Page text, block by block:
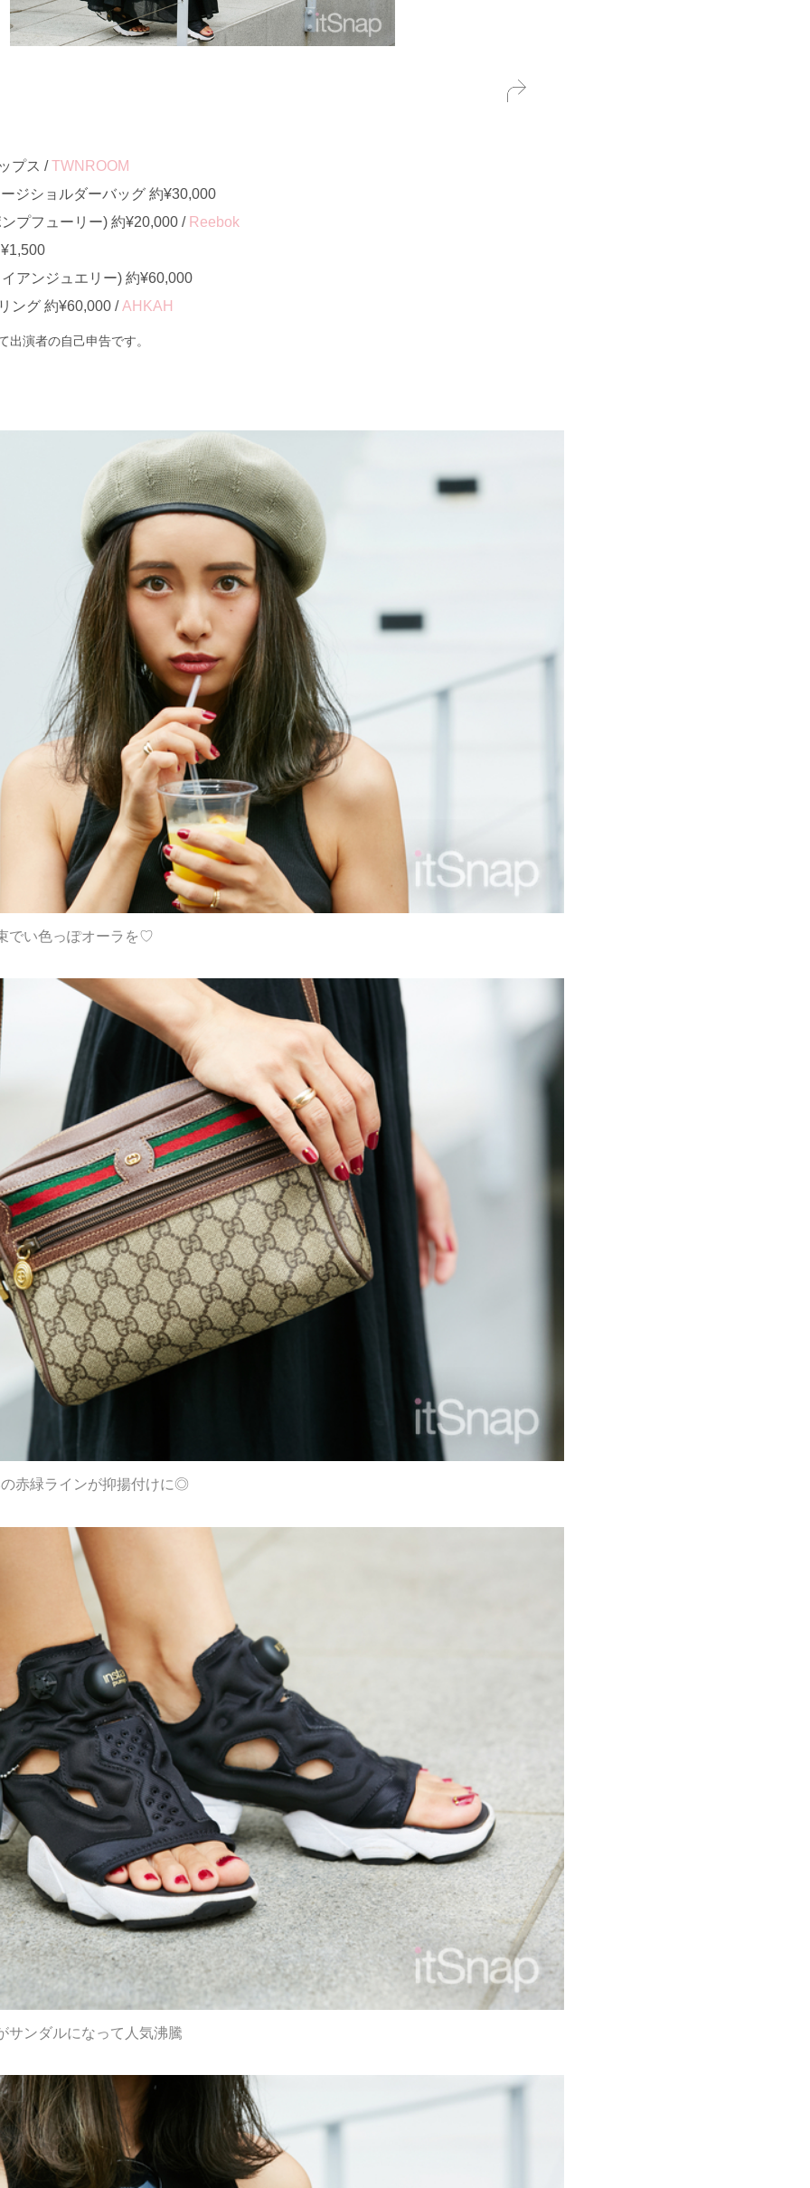
プス /TWNROOM
ジショルダーバッグ 約¥30,000
プフューリー) 約¥20,000 / Reebok
アンジュエリー) 約¥60,000
ング 約¥60,000 /AHKAH
演者の自己申告です。
でい色っぽオーラを♡
赤緑ラインが抑揚付けに◎
サンダルになって人気沸騰